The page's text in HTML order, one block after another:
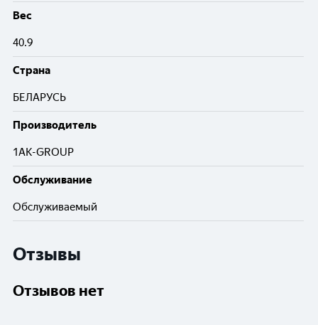
Вес
40.9
Cтрана
БЕЛАРУСЬ
Производитель
1AK-GROUP
Обслуживание
Обслуживаемый
Отзывы
Отзывов нет